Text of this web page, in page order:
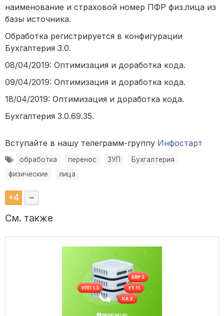
наименование и страховой номер ПФР физ.лица из
базы источника.
Обработка регистрируется в конфигурации
Бухгалтерия 3.0.
08/04/2019: Оптимизация и доработка кода.
09/04/2019: Оптимизация и доработка кода.
18/04/2019: Оптимизация и доработка кода.
Бухгалтерия 3.0.69.35.
Вступайте в нашу телеграмм-группу Инфостарт
обработка перенос ЗУП
Бухгалтерия
физические
лица
+4 –
См. также